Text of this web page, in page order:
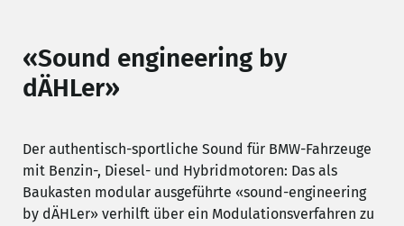
«Sound engineering by
dÄHLer»
Der authentisch-sportliche Sound für BMW-Fahrzeuge
mit Benzin-, Diesel- und Hybridmotoren: Das als
Baukasten modular ausgeführte «sound-engineering
by dÄHLer» verhilft über ein Modulationsverfahren zu